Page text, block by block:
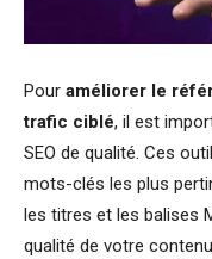
Pour améliorer le
trafic ciblé, il est
SEO de qualité. Ces
mots-clés les plus
les titres et les balises
qualité de votre